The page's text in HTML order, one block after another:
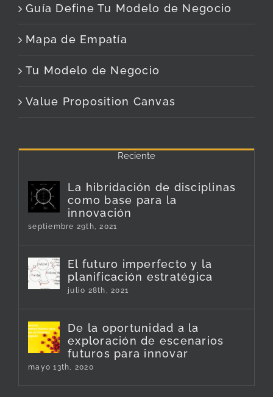
Guía Define Tu Modelo de Negocio
Mapa de Empatía
Tu Modelo de Negocio
Value Proposition Canvas
Reciente
La hibridación de disciplinas
como base para la
innovación
septiembre 29th, 2021
El futuro imperfecto y la
planificación estratégica
julio 28th, 2021
De la oportunidad a la
exploración de escenarios
futuros para innovar
mayo 13th, 2020